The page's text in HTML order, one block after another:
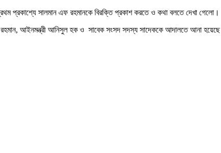
প্রকাশ্যে সালমান এফ রহমানকে বিরক্তি প্রকাশ করতে ও কথা বলতে দেখা গেলো।
রহমান, আইনমন্ত্রী আনিসুল হক ও সাবেক সংসদ সদস্য সাদেককে আদালতে আনা